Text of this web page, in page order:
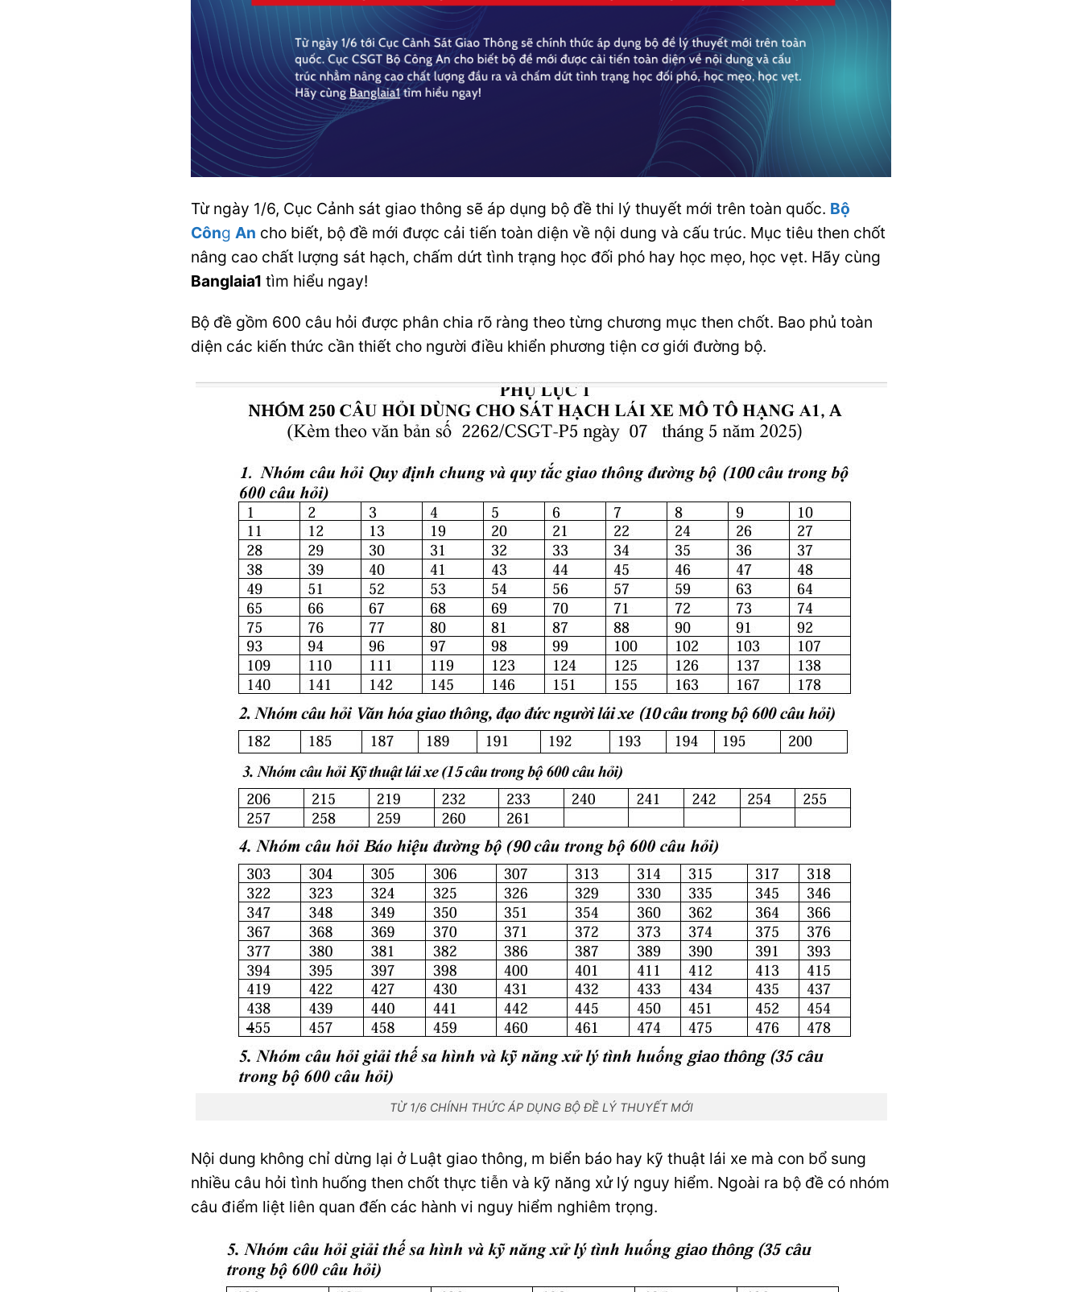
Từ ngày 1/6, Cục Cảnh sát giao thông sẽ áp dụng bộ đề thi lý thuyết mới trên toàn quốc. Bộ
Công An cho biết, bộ đề mới được cải tiến toàn diện về nội dung và cấu trúc. Mục tiêu then chốt
nâng cao chất lượng sát hạch, chấm dứt tình trạng học đối phó hay học mẹo, học vẹt. Hãy cùng
Banglaia1 tìm hiểu ngay!
Bộ đề gồm 600 câu hỏi được phân chia rõ ràng theo từng chương mục then chốt. Bao phủ toàn
diện các kiến thức cần thiết cho người điều khiển phương tiện cơ giới đường bộ.
TỪ 1/6 CHÍNH THỨC ÁP DỤNG BỘ ĐỀ LÝ THUYẾT MỚI
Nội dung không chỉ dừng lại ở Luật giao thông, m biển báo hay kỹ thuật lái xe mà con bổ sung
nhiều câu hỏi tình huống then chốt thực tiễn và kỹ năng xử lý nguy hiểm. Ngoài ra bộ đề có nhóm
câu điểm liệt liên quan đến các hành vi nguy hiểm nghiêm trọng.